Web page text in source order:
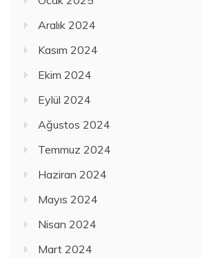
Aralık 2024
Kasım 2024
Ekim 2024
Eylül 2024
Ağustos 2024
Temmuz 2024
Haziran 2024
Mayıs 2024
Nisan 2024
Mart 2024